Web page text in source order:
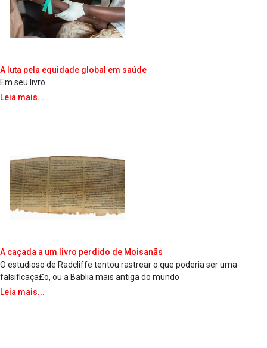
A luta pela equidade global em saúde
Em seu livro
Leia mais...
A caçada a um livro perdido de Moisanãs
O estudioso de Radcliffe tentou rastrear o que poderia ser uma
falsificaça£o, ou a Ba­blia mais antiga do mundo
Leia mais...